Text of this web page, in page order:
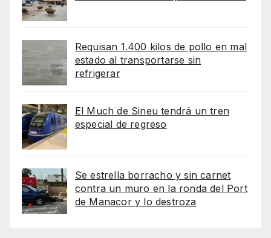
Requisan 1.400 kilos de pollo en mal
estado al transportarse sin
refrigerar
El Much de Sineu tendrá un tren
especial de regreso
Se estrella borracho y sin carnet
contra un muro en la ronda del Port
de Manacor y lo destroza